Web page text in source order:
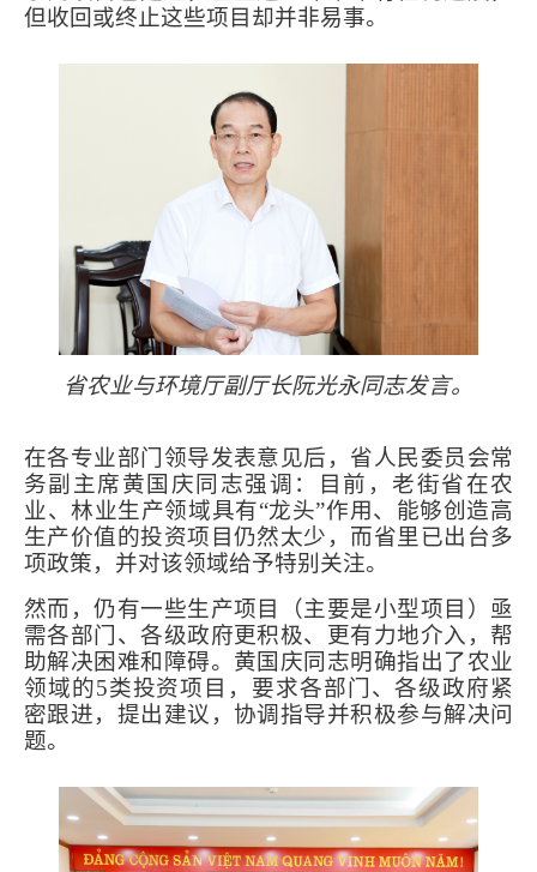
但收回或终止这些项目却并非易事。
省农业与环境厅副厅长阮光永同志发言。
在各专业部门领导发表意见后，省人民委员会常
务副主席黄国庆同志强调：目前，老街省在农
业、林业生产领域具有“龙头”作用、能够创造高
生产价值的投资项目仍然太少，而省里已出台多
项政策，并对该领域给予特别关注。
然而，仍有一些生产项目（主要是小型项目）亟
需各部门、各级政府更积极、更有力地介入，帮
助解决困难和障碍。黄国庆同志明确指出了农业
领域的5类投资项目，要求各部门、各级政府紧
密跟进，提出建议，协调指导并积极参与解决问
题。